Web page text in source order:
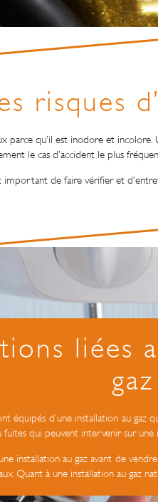
risques
parce qu’il est inodore et
le cas d’accident le plus
important de faire vérifier et
liées
gaz
équipés d’une installation au
fuites qui peuvent intervenir sur une
installation au gaz avant de
Quant à une installation au gaz